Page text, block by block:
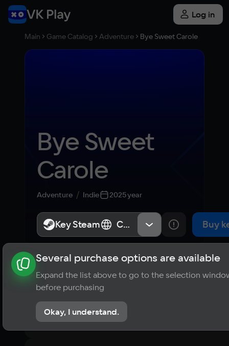
Log in
Main Game Catalog Adventure Bye Sweet Carole
Bye Sweet
Carole
Adventure Indie 2025 year
Key Steam СНГ, Россия Buy
About the game News Publications
? Player ratings
No reviews
Key Steam СНГ, Россия
Several purchase options are available
Expand the list above to go to the selection
before purchasing
Okay, I understand.